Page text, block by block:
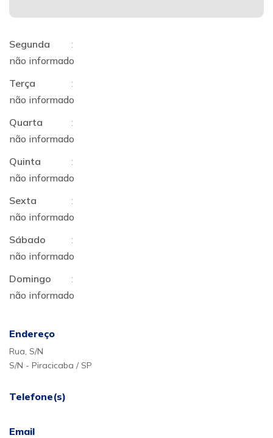
Segunda
:
não informado
Terça
:
não informado
Quarta
:
não informado
Quinta
:
não informado
Sexta
:
não informado
Sábado
:
não informado
Domingo
:
não informado
Endereço
Rua, S/N
S/N - Piracicaba / SP
Telefone(s)
Email